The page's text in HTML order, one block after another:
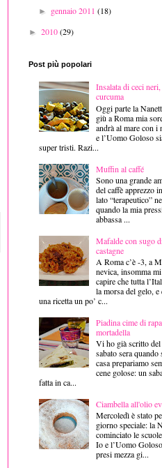
► gennaio 2011(18)
► 2010(29)
Post più popolari
Insalata di ceci
curcuma
Oggi parte la
giù a Roma mia
andrà al mare con
e l’Uomo Goloso
super tristi. Razi...
Muffin al caffé
Sono una grande
del caffè apprezzo
lato “terapeutico”
quando la mia
abbassa ...
Mafalde con sugo
castagne
A Roma c’è -3, a
nevica, insomma
capire che tutta
la morsa del gelo,
una ricetta un po’ c...
Piadina cime di
mortadella
Vi ho già scritto
sabato sera quando
casa prepariamo
cene golose: un
fatta in ca...
Ciambella all'olio
Mercoledì è stato
giorno speciale: la
cominciato le
Io e l’Uomo
presi mezza gi...